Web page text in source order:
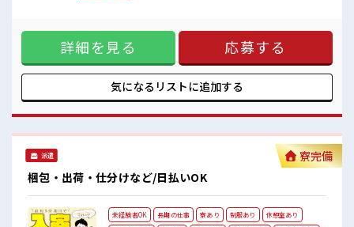
派手過ぎなければOKだから、
モチベーションもUP！
休憩室完備でランチや休憩も充実しそう♪
なければ髪型や髪色自由♪ (規定有)≪動きやすい制服アリ≫
制服があるので、 毎日の服装の悩み解消♪ ≪様々なお仕事を
ご提案≫ 一人で悩まず気軽に相談できる、 派遣のお仕事で
す！ ■職場の雰囲気 女性も活躍しやすい雰囲気の職場です！
髪型・髪色自由♪ 派手過ぎなければOKだから、 モチベーシ
ョンもUP！ 休憩室完備でランチや休憩も充実しそう♪
詳細を見る 応募する
気になるリストに追加する
派遣
梱包・出荷・仕分けなど/日払いOK
寮完備
未経験者OK 長期の仕事 寮あり 制服あり
休憩室あり